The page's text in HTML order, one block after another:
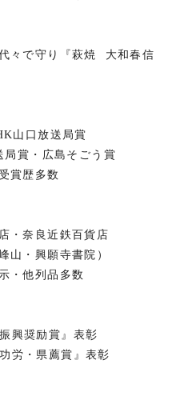
々で守り『萩焼  大和春信
山口放送局賞
局賞・広島そごう賞
賞歴多数
・奈良近鉄百貨店
山・興願寺書院）
・他列品多数
興奨励賞』表彰
労・県薦賞』表彰